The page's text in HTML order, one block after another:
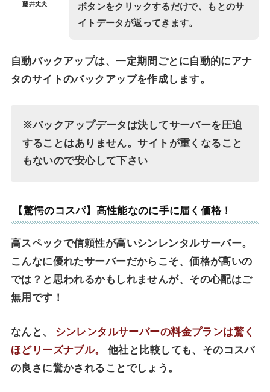
藤井丈夫
ボタンをクリックするだけで、もとのサ
イトデータが返ってきます。
自動バックアップは、一定期間ごとに自動的にアナ
タのサイトのバックアップを作成します。
※バックアップデータは決してサーバーを圧迫
することはありません。サイトが重くなること
もないので安心して下さい
【驚愕のコスパ】高性能なのに手に届く価格！
高スペックで信頼性が高いシンレンタルサーバー。
こんなに優れたサーバーだからこそ、価格が高いの
では？と思われるかもしれませんが、その心配はご
無用です！
なんと、
シンレンタルサーバーの料金プランは驚く
ほどリーズナブル。
他社と比較しても、そのコスパ
の良さに驚かされることでしょう。